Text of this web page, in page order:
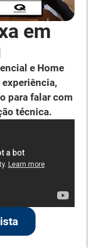
em
e Home
experiência,
para falar com
técnica.